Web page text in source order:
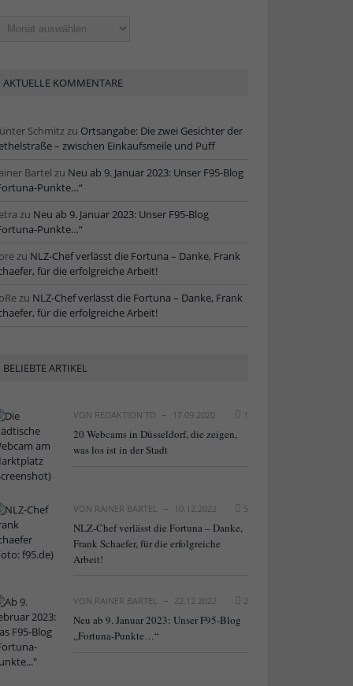
AKTUELLE KOMMENTARE
Schmitzzu Ortsangabe: Die zwei Gesichter der
– zwischen Einkaufsmeile und Puff
Bartel zu Neu ab 9. Januar 2023: Unser F95-Blog
Punkte…“
zu Neu ab 9. Januar 2023: Unser F95-Blog
Punkte…“
zu NLZ-Chef verlässt die Fortuna – Danke, Frank
für die erfolgreiche Arbeit!
zu NLZ-Chef verlässt die Fortuna – Danke, Frank
für die erfolgreiche Arbeit!
BELIEBTE ARTIKEL
VON REDAKTION TD 17.09.2020 1
20 Webcams in Düsseldorf, die zeigen,
was los ist in der Stadt
VON RAINER BARTEL 10.12.2022 5
NLZ-Chef verlässt die Fortuna – Danke,
Frank Schaefer, für die erfolgreiche
Arbeit!
VON RAINER BARTEL 22.12.2022 2
Neu ab 9. Januar 2023: Unser F95-Blog
„Fortuna-Punkte…“